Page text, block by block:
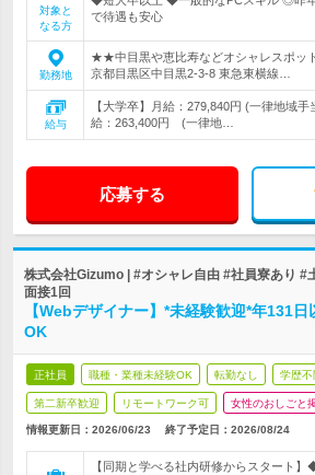
対象と
なる方
で待遇も安心
勤務地
★★中目黒や恵比寿などオシャレスポッ
京都目黒区中目黒2-3-8 東急東横線…
給与
【大学卒】月給：279,840円 (一律地域
給：263,400円 (一律地…
応募する
株式会社Gizumo | #オシャレ自由 #社員寮あり #
面接1回
【Webデザイナー】*未経験歓迎*年131
OK
正社員 職種・業種未経験OK 転勤なし 学歴不
第二新卒歓迎 リモートワーク可 女性のおしごと
情報更新日：2026/06/23 終了予定日：2026/08/24
【同期と学べる社内研修からスタート